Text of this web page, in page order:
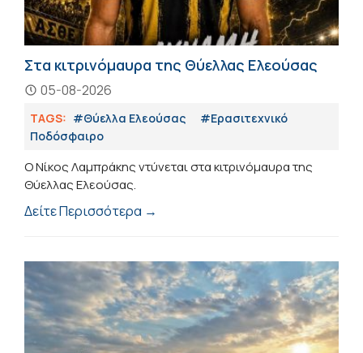
Στα κιτρινόμαυρα της Θύελλας Ελεούσας
05-08-2026
TAGS: #Θύελλα Ελεούσας
#Eρασιτεχνικό
Ποδόσφαιρο
Ο Νίκος Λαμπράκης ντύνεται στα κιτρινόμαυρα της
Θύελλας Ελεούσας.
Δείτε Περισσότερα →